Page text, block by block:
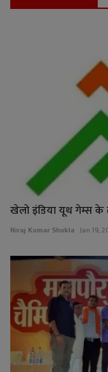
खेलो इंडिया यूथ गेम्स
Niraj Kumar Shukla Jan 19,